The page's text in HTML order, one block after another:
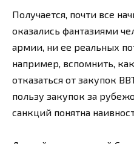
Получается, почти все
оказались фантазиями
армии, ни ее реальных
например, вспомнить,
отказаться от закупок
пользу закупок за
санкций понятна